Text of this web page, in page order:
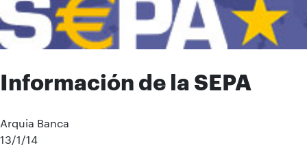
Información de la SEPA
Arquia Banca
13/1/14